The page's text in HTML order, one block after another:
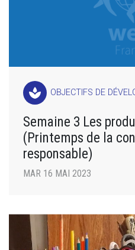
spa OBJECTIFS DE
Semaine 3 Les
(Printemps de la
responsable)
MAR 16 MAI 2023